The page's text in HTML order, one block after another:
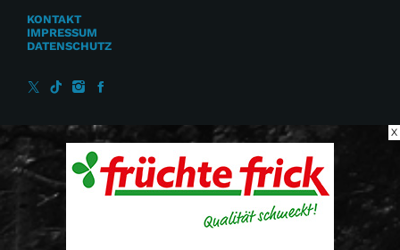
KONTAKT
IMPRESSUM
DATENSCHUTZ
X